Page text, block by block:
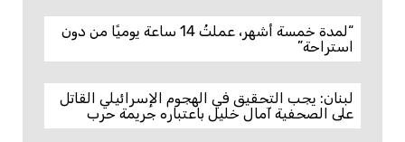
“لمدة خمسة أشهر، عملتُ 14 ساعة يوميًا من دون
استراحة”
لبنان: يجب التحقيق في الهجوم الإسرائيلي القاتل
على الصحفية آمال خليل باعتباره جريمة حرب